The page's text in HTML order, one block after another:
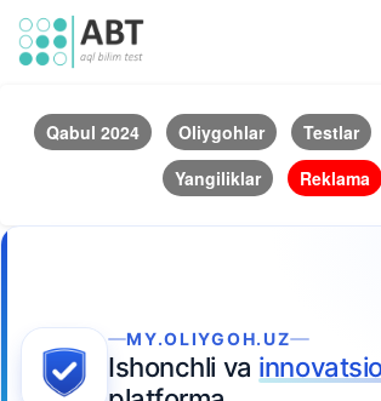
Qabul 2024 Oliygohlar Testlar
Yangiliklar
Reklama
MY.OLIYGOH.UZ
Ishonchli va